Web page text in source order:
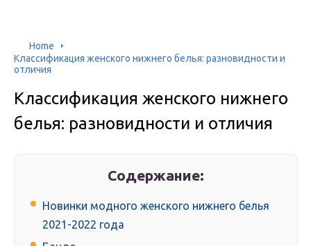
Home
Классификация женского нижнего белья: разновидности и
отличия
Классификация женского нижнего
белья: разновидности и отличия
Содержание:
Новинки модного женского нижнего белья
2021-2022 года